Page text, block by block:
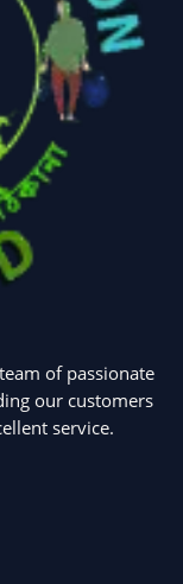
of passionate
our customers
service.